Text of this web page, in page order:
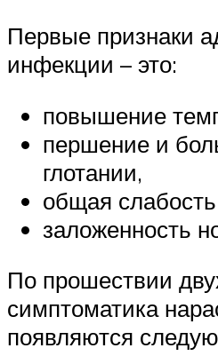
Первые признаки
инфекции – это:
повышение
першение и
глотании,
общая
заложенность
По прошествии
симптоматика
появляются